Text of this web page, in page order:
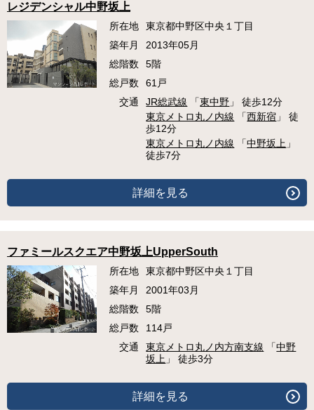
レジデンシャル中野坂上
所在地
東京都中野区中央１丁目
築年月
2013年05月
総階数
5階
総戸数
61戸
交通
JR総武線 「東中野 」 徒歩12分
東京メトロ丸ノ内線 「西新宿 」 徒
歩12分
東京メトロ丸ノ内線 「中野坂上 」
徒歩7分
詳細を見る
ファミールスクエア中野坂上UpperSouth
所在地
東京都中野区中央１丁目
築年月
2001年03月
総階数
5階
総戸数
114戸
交通
東京メトロ丸ノ内方南支線 「中野
坂上 」 徒歩3分
詳細を見る